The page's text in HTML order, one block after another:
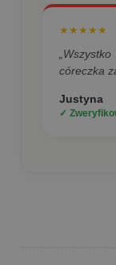
★★★★★
córeczka
Justyna
✓